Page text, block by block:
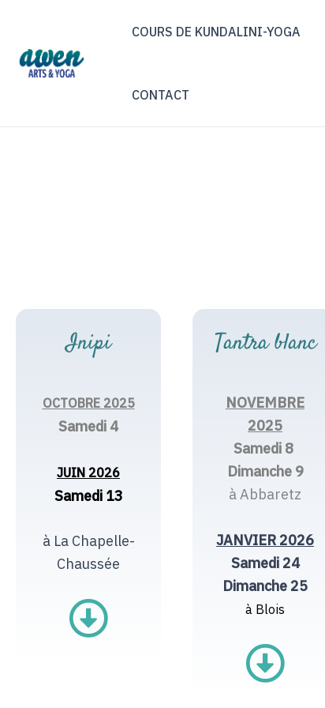
contenu
COURS DE KUNDALINI-YOGA
CONTACT
Inipi
OCTOBRE 2025
Samedi 4
JUIN 2026
Samedi 13
à La Chapelle-
Chaussée
Tantra blanc
NOVEMBRE
2025
Samedi 8
Dimanche 9
à Abbaretz
JANVIER 2026
Samedi 24
Dimanche 25
à Blois